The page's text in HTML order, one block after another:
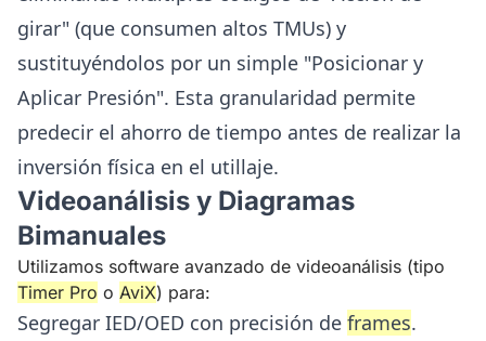
girar" (que consumen altos TMUs) y
sustituyéndolos por un simple "Posicionar y
Aplicar Presión". Esta granularidad permite
predecir el ahorro de tiempo antes de realizar la
inversión física en el utillaje.
Videoanálisis y Diagramas
Bimanuales
Utilizamos software avanzado de videoanálisis (tipo
Timer Pro o AviX) para:
Segregar IED/OED con precisión de frames.